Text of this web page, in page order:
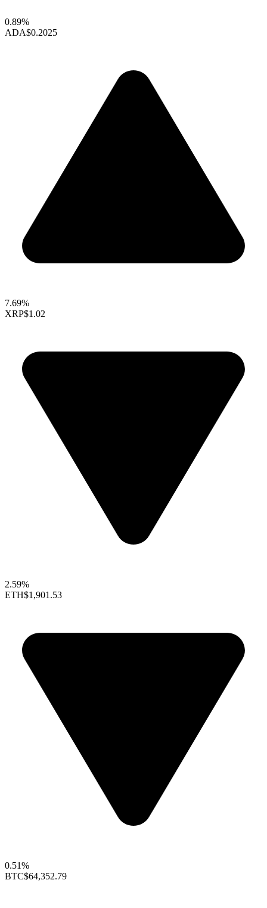
0.89%
ADA$0.2025
7.69%
XRP$1.02
2.59%
ETH$1,901.53
0.51%
BTC$64,352.79